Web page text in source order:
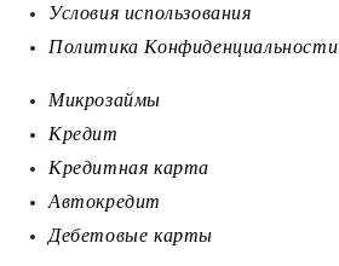
Условия использования
Политика Конфиденциальности
Микрозаймы
Кредит
Кредитная карта
Автокредит
Дебетовые карты